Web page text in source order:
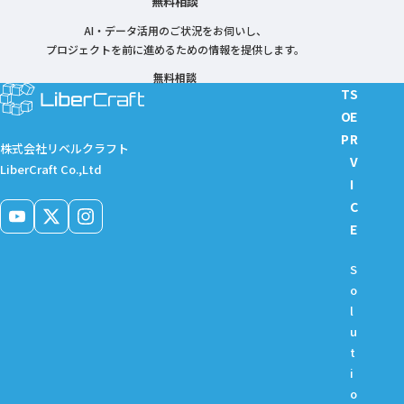
AI・データ活用のご状況をお伺いし、
プロジェクトを前に進めるための情報を提供します。
無料相談
株式会社リベルクラフト
LiberCraft Co.,Ltd
T
O
P
S
E
R
V
I
C
E
S
o
l
u
t
i
o